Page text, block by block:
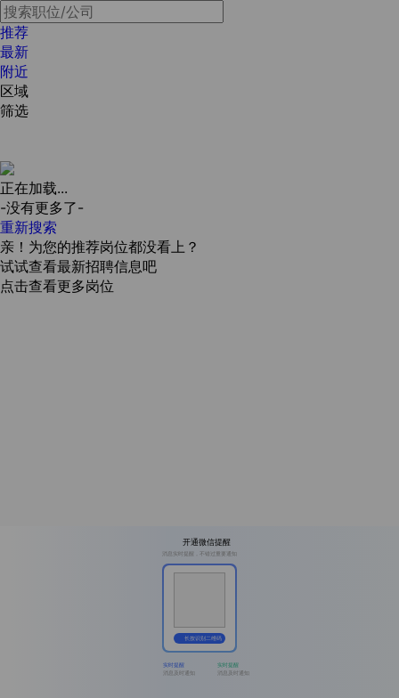
推荐
最新
附近
区域
筛选
正在加载...
-没有更多了-
重新搜索
亲！为您的推荐岗位都没看上？
试试查看最新招聘信息吧
点击查看更多岗位
开通微信提醒
消息实时提醒，不错过重要通知
长按识别二维码
实时提醒
消息及时通知
实时提醒
消息及时通知